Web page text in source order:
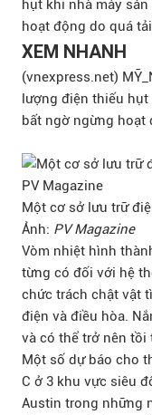
hụt khi nhà máy
hoạt động do quá
XEM NHANH
(vnexpress.net)
lượng điện thiếu hụt
bất ngờ ngừng hoạt
Một cơ sở lưu trữ
Ảnh: PV Magazine
Vòm nhiệt hình
từng có đối với hệ
chức trách chật vật
điện và điều hòa.
và có thể trở nên
Một số dự báo cho
C ở 3 khu vực siêu
Austin trong những